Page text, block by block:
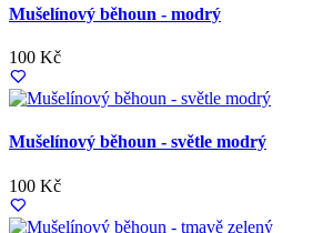
Mušelínový běhoun - modrý
100 Kč
Mušelínový běhoun - světle modrý
100 Kč